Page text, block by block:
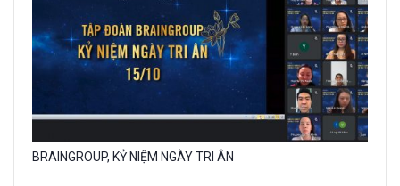
Gallery
BRAINGROUP, KỶ NIỆM NGÀY TRI ÂN